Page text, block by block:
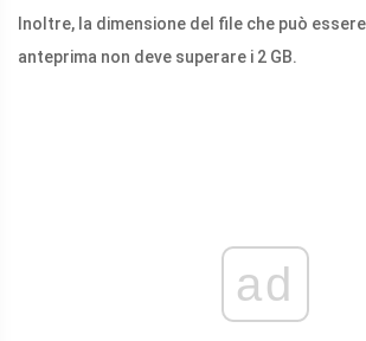
Inoltre, la dimensione del file che può
anteprima non deve superare i 2 GB.
ad